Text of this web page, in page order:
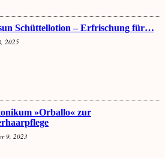
Schüttellotion – Erfrischung für…
2025
»Orballo« zur
9, 2023